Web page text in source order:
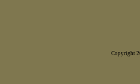
Copyright